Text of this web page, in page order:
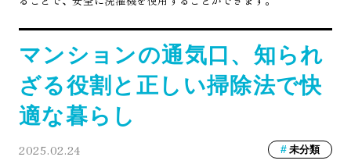
マンションの通気口、知られ
ざる役割と正しい掃除法で快
適な暮らし
2025.02.24 未分類